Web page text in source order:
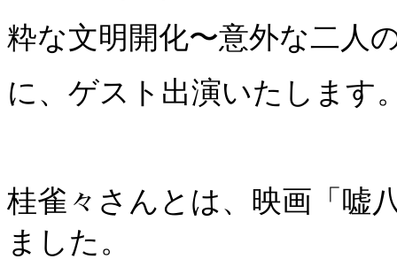
粋な文明開化〜意外な二人
に、ゲスト出演いたします
桂雀々さんとは、映画「嘘
ました。